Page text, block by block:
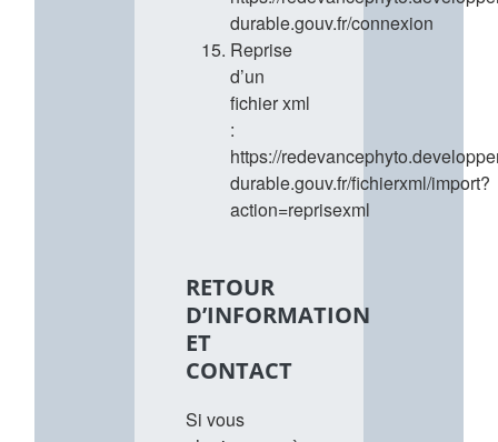
durable.gouv.fr/connexion
Reprise
d’un
fichier xml
:
https://
durable.gouv.fr/fichierxml/import?
action=reprisexml
RETOUR
D’INFORMATION
ET
CONTACT
Si vous